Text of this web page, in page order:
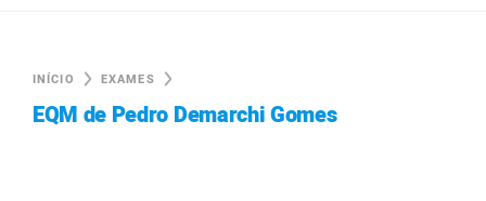
INÍCIO EXAMES
EQM de Pedro Demarchi Gomes